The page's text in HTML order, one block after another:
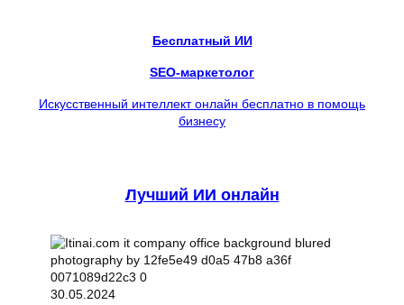
Бесплатный ИИ
SEO-маркетолог
Искусственный интеллект онлайн бесплатно в помощь
бизнесу
Лучший ИИ онлайн
30.05.2024